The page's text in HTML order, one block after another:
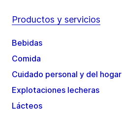
Productos y servicios
Bebidas
Comida
Cuidado personal y del hogar
Explotaciones lecheras
Lácteos